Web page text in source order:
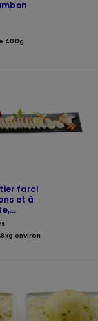
400g
farci
et à
environ